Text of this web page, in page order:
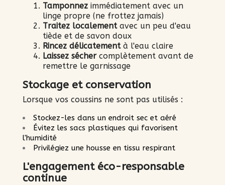
Tamponnez immédiatement avec un
linge propre (ne frottez jamais)
Traitez localementavec un peu d'eau
tiède et de savon doux
Rincez délicatementà l'eau claire
Laissez séchercomplètement avant de
remettre le garnissage
Stockage et conservation
Lorsque vos coussins ne sont pas utilisés :
Stockez-les dans un endroit sec et aéré
Évitez les sacs plastiques qui favorisent
l'humidité
Privilégiez une housse en tissu respirant
L'engagement éco-responsable
continue